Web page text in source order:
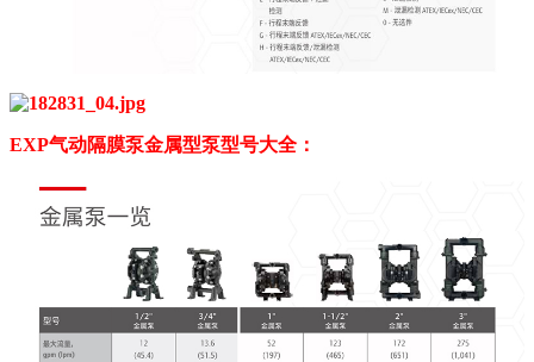
EXP气动隔膜泵金属型泵型号大全：